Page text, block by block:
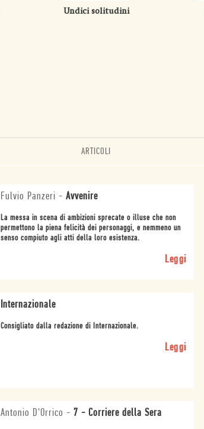
Undici solitudini
ARTICOLI
Fulvio Panzeri -Avvenire
La messa in scena di ambizioni sprecate o illuse che non
permettono la piena felicità dei personaggi, e nemmeno un
senso compiuto agli atti della loro esistenza.
Leggi
Internazionale
Consigliato dalla redazione di Internazionale.
Leggi
Antonio D'Orrico -7 - Corriere della Sera